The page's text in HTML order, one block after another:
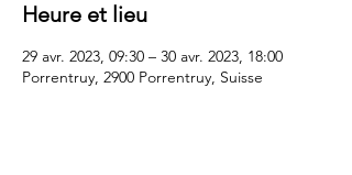
Heure et lieu
29 avr. 2023, 09:30 – 30 avr. 2023, 18:00
Porrentruy, 2900 Porrentruy, Suisse